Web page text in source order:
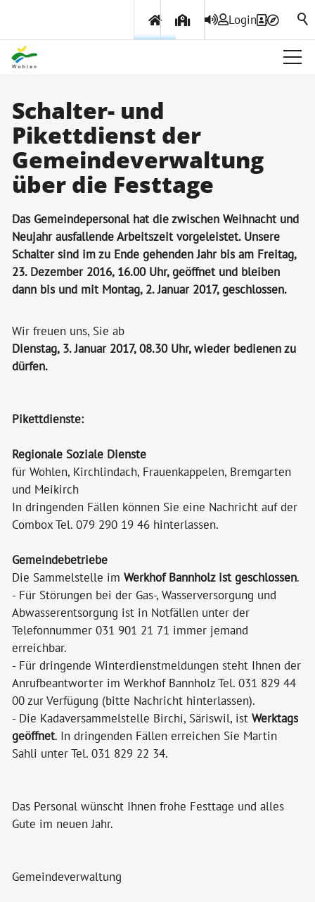
Login
Über Wohlen
Aktuelles
Amtliche Publikationen
Gemeindeinfo
Wohlener Hecht
Geschichte
Projekte & Beiträge
Ortsplan
Politik & Verwaltung
Themen & Services
Schalter- und
Pikettdienst der
Gemeindeverwaltung
über die Festtage
Das Gemeindepersonal hat die zwischen Weihnacht und
Neujahr ausfallende Arbeitszeit vorgeleistet. Unsere
Schalter sind im zu Ende gehenden Jahr bis am Freitag,
23. Dezember 2016, 16.00 Uhr, geöffnet und bleiben
dann bis und mit Montag, 2. Januar 2017, geschlossen.
Wir freuen uns, Sie ab
Dienstag, 3. Januar 2017, 08.30 Uhr, wieder bedienen zu
dürfen.
Pikettdienste:
Regionale Soziale Dienste
für Wohlen, Kirchlindach, Frauenkappelen, Bremgarten
und Meikirch
In dringenden Fällen können Sie eine Nachricht auf der
Combox Tel. 079 290 19 46 hinterlassen.
Gemeindebetriebe
Die Sammelstelle im Werkhof Bannholz ist geschlossen.
- Für Störungen bei der Gas-, Wasserversorgung und
Abwasserentsorgung ist in Notfällen unter der
Telefonnummer 031 901 21 71 immer jemand
erreichbar.
- Für dringende Winterdienstmeldungen steht Ihnen der
Anrufbeantworter im Werkhof Bannholz Tel. 031 829 44
00 zur Verfügung (bitte Nachricht hinterlassen).
- Die Kadaversammelstelle Birchi, Säriswil, ist Werktags
geöffnet. In dringenden Fällen erreichen Sie Martin
Sahli unter Tel. 031 829 22 34.
Das Personal wünscht Ihnen frohe Festtage und alles
Gute im neuen Jahr.
Gemeindeverwaltung